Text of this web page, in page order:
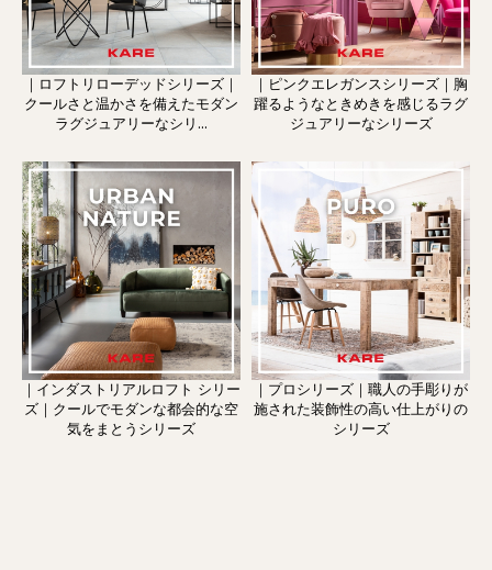
｜ロフトリローデッドシリーズ｜
クールさと温かさを備えたモダン
ラグジュアリーなシリ...
｜ピンクエレガンスシリーズ｜胸
躍るようなときめきを感じるラグ
ジュアリーなシリーズ
｜インダストリアルロフト シリー
ズ｜クールでモダンな都会的な空
気をまとうシリーズ
｜プロシリーズ｜職人の手彫りが
施された装飾性の高い仕上がりの
シリーズ